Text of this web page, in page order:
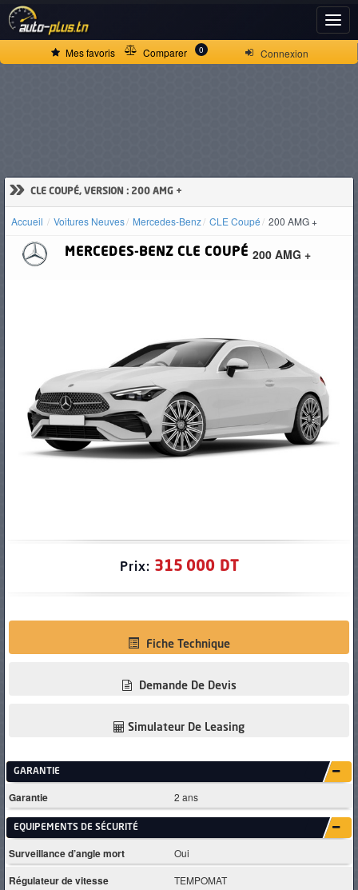
Connexion
Mes favoris Comparer 0
» CLE COUPÉ, VERSION : 200 AMG +
Accueil Voitures Neuves Mercedes-Benz CLE Coupé 200 AMG +
MERCEDES-BENZ CLE COUPÉ 200 AMG +
Prix: 315 000 DT
Fiche Technique
Demande De Devis
Simulateur De Leasing
GARANTIE
Garantie 2 ans
EQUIPEMENTS DE SÉCURITÉ
Surveillance d’angle mort Oui
Régulateur de vitesse TEMPOMAT
ACCUEIL
D'OCCASION
PNEUS